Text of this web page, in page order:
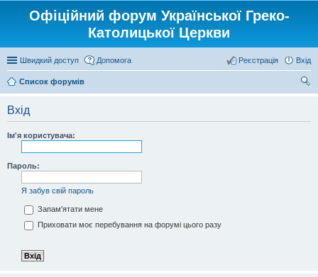
Офіційний форум Української Греко-
Католицької Церкви
Швидкий доступ Допомога Вхід
Реєстрація
Список форумів
Вхід
Ім'я користувача:
Пароль:
Я забув свій пароль
Запам'ятати мене
Приховати моє перебування на форумі цього разу